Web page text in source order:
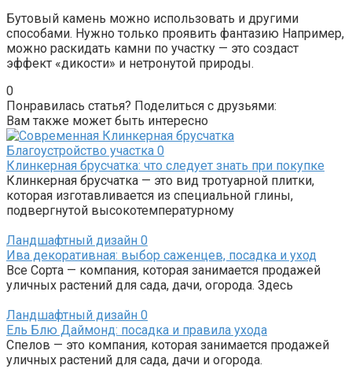
Бутовый камень можно использовать и другими
способами. Нужно только проявить фантазию Например,
можно раскидать камни по участку — это создаст
эффект «дикости» и нетронутой природы.
0
Понравилась статья? Поделиться с друзьями:
Вам также может быть интересно
Благоустройство участка 0
Клинкерная брусчатка: что следует знать при покупке
Клинкерная брусчатка — это вид тротуарной плитки,
которая изготавливается из специальной глины,
подвергнутой высокотемпературному
Ландшафтный дизайн 0
Ива декоративная: выбор саженцев, посадка и уход
Все Сорта — компания, которая занимается продажей
уличных растений для сада, дачи, огорода. Здесь
Ландшафтный дизайн 0
Ель Блю Даймонд: посадка и правила ухода
Спелов — это компания, которая занимается продажей
уличных растений для сада, дачи и огорода.